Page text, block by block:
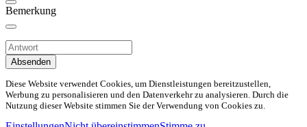
Bemerkung
Absenden
Diese Website verwendet Cookies, um Dienstleistungen bereitzustellen,
Werbung zu personalisieren und den Datenverkehr zu analysieren. Durch die
Nutzung dieser Website stimmen Sie der Verwendung von Cookies zu.